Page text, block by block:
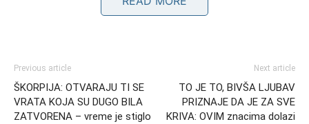
Previous article
ŠKORPIJA: OTVARAJU TI SE
VRATA KOJA SU DUGO BILA
ZATVORENA – vreme je stiglo
Next article
TO JE TO, BIVŠA LJUBAV
PRIZNAJE DA JE ZA SVE
KRIVA: OVIM znacima dolazi